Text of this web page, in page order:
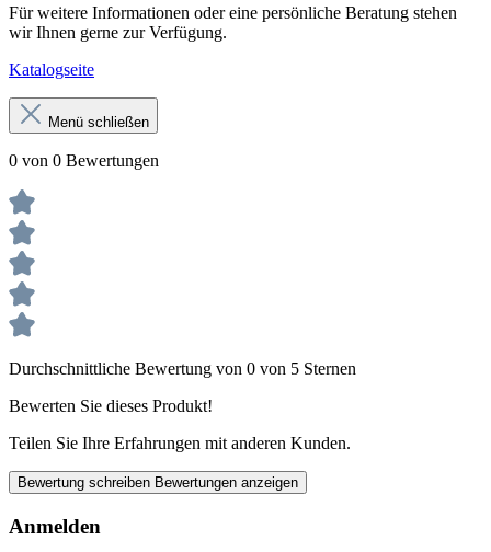
Für weitere Informationen oder eine persönliche Beratung stehen
wir Ihnen gerne zur Verfügung.
Katalogseite
Menü schließen
0 von 0 Bewertungen
Durchschnittliche Bewertung von 0 von 5 Sternen
Bewerten Sie dieses Produkt!
Teilen Sie Ihre Erfahrungen mit anderen Kunden.
Bewertung schreiben Bewertungen anzeigen
Anmelden